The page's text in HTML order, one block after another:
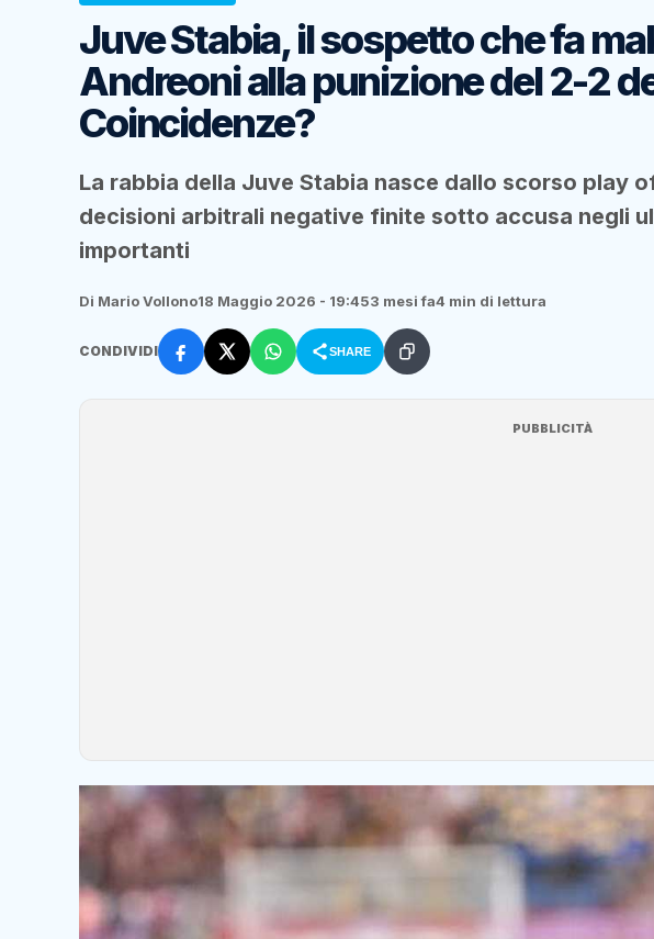
Juve Stabia, il sospetto che fa
Andreoni alla punizione del 2-2
Coincidenze?
La rabbia della Juve Stabia nasce dallo scorso play
decisioni arbitrali negative finite sotto accusa negli
importanti
Di Mario Vollono18 Maggio 2026 - 19:453 mesi fa4 min di lettura
CONDIVIDI SHARE
PUBBLICITÀ